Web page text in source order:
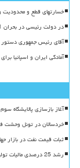
خسارتهای قطع و محدودیت
در دولت رئیسی در بحران 1401 وعده دادند اینترنت به طور موقت قطع می شود اما ماندگار شد
آقای رئیس جمهوری دستور
آمادگی ایران و اسپانیا
آغاز بازسازی پالایشگاه
خردسالان در تونل وحشت
ثبات قیمت نفت در بازار
رشد 25 درصدی مالیات تولید فشار مالیاتی به سایر حوزه ها منتقل شد